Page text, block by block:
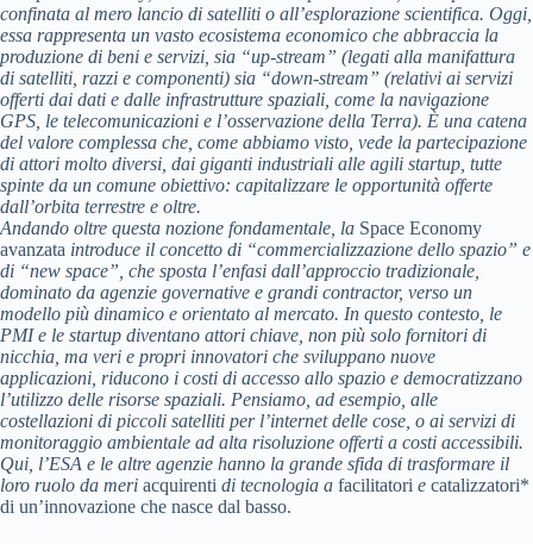
confinata al mero lancio di satelliti o all’esplorazione scientifica. Oggi,
essa rappresenta un vasto ecosistema economico che abbraccia la
produzione di beni e servizi, sia “up-stream” (legati alla manifattura
di satelliti, razzi e componenti) sia “down-stream” (relativi ai servizi
offerti dai dati e dalle infrastrutture spaziali, come la navigazione
GPS, le telecomunicazioni e l’osservazione della Terra). È una catena
del valore complessa che, come abbiamo visto, vede la partecipazione
di attori molto diversi, dai giganti industriali alle agili startup, tutte
spinte da un comune obiettivo: capitalizzare le opportunità offerte
dall’orbita terrestre e oltre.
Andando oltre questa nozione fondamentale, la Space Economy
avanzata introduce il concetto di “commercializzazione dello spazio” e
di “new space”, che sposta l’enfasi dall’approccio tradizionale,
dominato da agenzie governative e grandi contractor, verso un
modello più dinamico e orientato al mercato. In questo contesto, le
PMI e le startup diventano attori chiave, non più solo fornitori di
nicchia, ma veri e propri innovatori che sviluppano nuove
applicazioni, riducono i costi di accesso allo spazio e democratizzano
l’utilizzo delle risorse spaziali. Pensiamo, ad esempio, alle
costellazioni di piccoli satelliti per l’internet delle cose, o ai servizi di
monitoraggio ambientale ad alta risoluzione offerti a costi accessibili.
Qui, l’ESA e le altre agenzie hanno la grande sfida di trasformare il
loro ruolo da meri acquirenti di tecnologia a facilitatori e catalizzatori*
di un’innovazione che nasce dal basso.